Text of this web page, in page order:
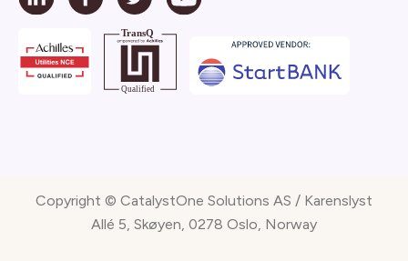
Copyright © CatalystOne Solutions AS / Karenslyst
Allé 5, Skøyen, 0278 Oslo, Norway